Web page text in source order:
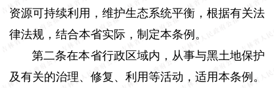
资源可持续利用，维护生态系统平衡，根据有关法
律法规，结合本省实际，制定本条例。
第二条在本省行政区域内，从事与黑土地保护
及有关的治理、修复、利用等活动，适用本条例。